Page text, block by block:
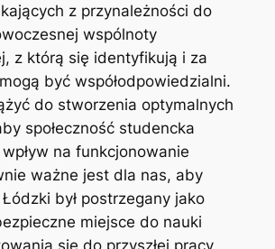
z przynależności do
wspólnoty
z którą się identyfikują i za
być współodpowiedzialni.
do stworzenia optymalnych
społeczność studencka
wpływ na funkcjonowanie
ważne jest dla nas, aby
był postrzegany jako
miejsce do nauki
się do przyszłej pracy